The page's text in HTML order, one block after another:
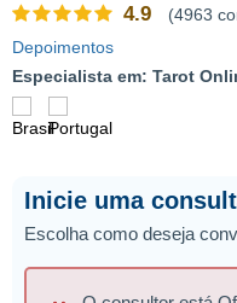
4.9
(4963
Depoimentos
Especialista em: Tarot
Inicie uma
Escolha como deseja